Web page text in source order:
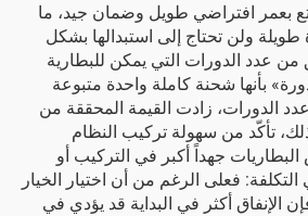
بعمر افتراضي طويل وضمان جيد، ما
طويلة ولن تحتاج إلى استبدالها بشكل
عدد الدورات التي يمكن للبطارية
بأنها شحنة كاملة واحدة متبوعة
الدورات، زادت القيمة المحققة من
ذلك، تأكّد من سهولة تركيب النظام
جهداً أكبر في التركيب أو
فعلى الرغم من أن اختيار الخيار
الإنفاق أكثر في البداية قد يؤدي في